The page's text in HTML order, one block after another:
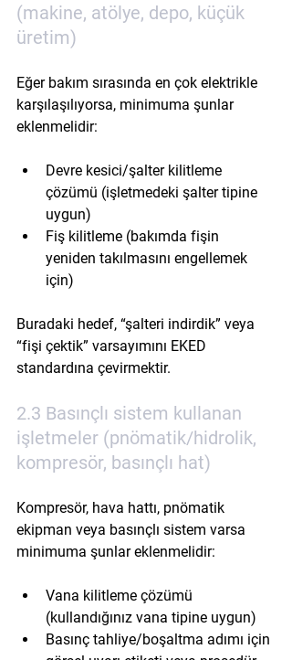
(makine, atölye, depo, küçük
üretim)
Eğer bakım sırasında en çok elektrikle
karşılaşılıyorsa, minimuma şunlar
eklenmelidir:
Devre kesici/şalter kilitleme
çözümü (işletmedeki şalter tipine
uygun)
Fiş kilitleme (bakımda fişin
yeniden takılmasını engellemek
için)
Buradaki hedef, “şalteri indirdik” veya
“fişi çektik” varsayımını EKED
standardına çevirmektir.
2.3 Basınçlı sistem kullanan
işletmeler (pnömatik/hidrolik,
kompresör, basınçlı hat)
Kompresör, hava hattı, pnömatik
ekipman veya basınçlı sistem varsa
minimuma şunlar eklenmelidir:
Vana kilitleme çözümü
(kullandığınız vana tipine uygun)
Basınç tahliye/boşaltma adımı için